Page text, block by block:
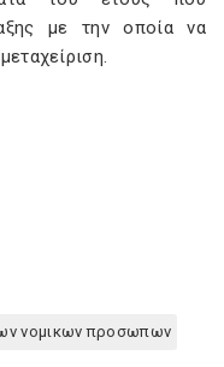
με την οποία να
νομικων προσωπων